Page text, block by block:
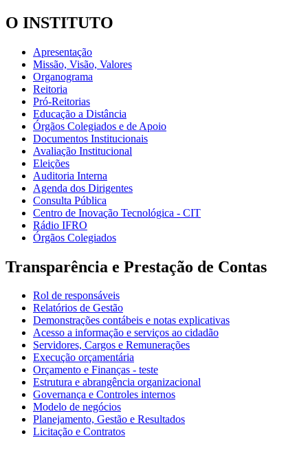
O INSTITUTO
Apresentação
Missão, Visão, Valores
Organograma
Reitoria
Pró-Reitorias
Educação a Distância
Órgãos Colegiados e de Apoio
Documentos Institucionais
Avaliação Institucional
Eleições
Auditoria Interna
Agenda dos Dirigentes
Consulta Pública
Centro de Inovação Tecnológica - CIT
Rádio IFRO
Órgãos Colegiados
Transparência e Prestação de Contas
Rol de responsáveis
Relatórios de Gestão
Demonstrações contábeis e notas explicativas
Acesso a informação e serviços ao cidadão
Servidores, Cargos e Remunerações
Execução orçamentária
Orçamento e Finanças - teste
Estrutura e abrangência organizacional
Governança e Controles internos
Modelo de negócios
Planejamento, Gestão e Resultados
Licitação e Contratos